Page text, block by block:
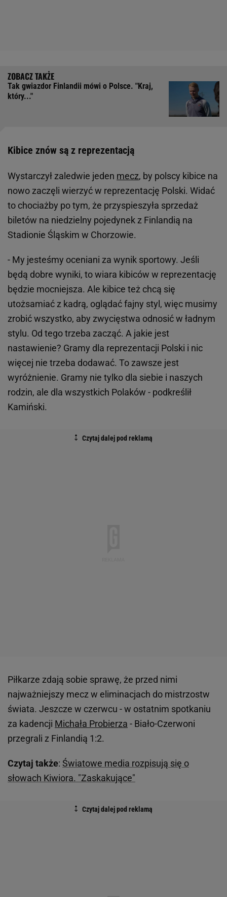
Tak gwiazdor Finlandii mówi o Polsce. "Kraj,
który..."
Kibice znów są z reprezentacją
Wystarczył zaledwie jeden mecz, by polscy kibice na
nowo zaczęli wierzyć w reprezentację Polski. Widać
to chociażby po tym, że przyspieszyła sprzedaż
biletów na niedzielny pojedynek z Finlandią na
Stadionie Śląskim w Chorzowie.
- My jesteśmy oceniani za wynik sportowy. Jeśli
będą dobre wyniki, to wiara kibiców w reprezentację
będzie mocniejsza. Ale kibice też chcą się
utożsamiać z kadrą, oglądać fajny styl, więc musimy
zrobić wszystko, aby zwycięstwa odnosić w ładnym
stylu. Od tego trzeba zacząć. A jakie jest
nastawienie? Gramy dla reprezentacji Polski i nic
więcej nie trzeba dodawać. To zawsze jest
wyróżnienie. Gramy nie tylko dla siebie i naszych
rodzin, ale dla wszystkich Polaków - podkreślił
Kamiński.
Piłkarze zdają sobie sprawę, że przed nimi
najważniejszy mecz w eliminacjach do mistrzostw
świata. Jeszcze w czerwcu - w ostatnim spotkaniu
za kadencji Michała Probierza - Biało-Czerwoni
przegrali z Finlandią 1:2.
Czytaj także: Światowe media rozpisują się o
słowach Kiwiora. "Zaskakujące"